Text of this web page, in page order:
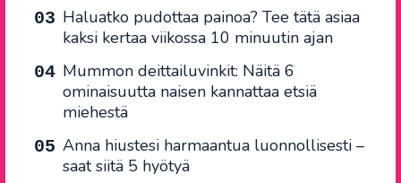
Haluatko pudottaa painoa? Tee tätä asiaa
kaksi kertaa viikossa 10 minuutin ajan
Mummon deittailuvinkit: Näitä 6
ominaisuutta naisen kannattaa etsiä
miehestä
Anna hiustesi harmaantua luonnollisesti –
saat siitä 5 hyötyä